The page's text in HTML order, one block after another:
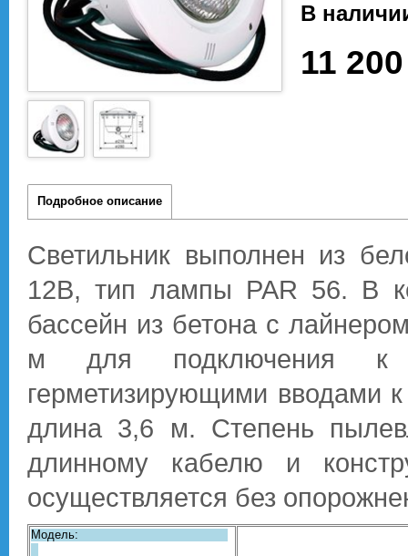
В
11 200
Подробное описание
Светильник выполнен из
12В, тип лампы PAR 56. В
бассейн из бетона с
м для подключения к
герметизирующими вводами
длина 3,6 м. Степень
длинному кабелю и
осуществляется без
Модель: